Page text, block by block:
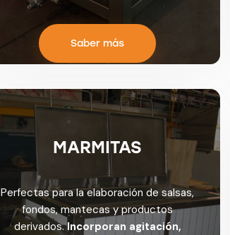
Saber más
MARMITAS
Perfectas para la elaboración de salsas,
fondos, mantecas y productos
derivados.Incorporan agitación,